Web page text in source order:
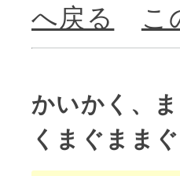
へ戻る
こ
かいかく、
くまぐまま